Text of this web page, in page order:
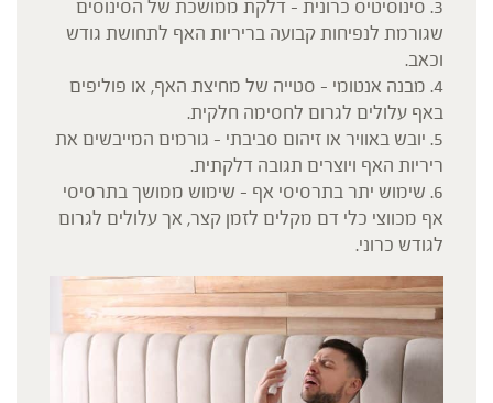
3. סינוסיטיס כרונית – דלקת ממושכת של הסינוסים
שגורמת לנפיחות קבועה בריריות האף לתחושת גודש
וכאב.
4. מבנה אנטומי – סטייה של מחיצת האף, או פוליפים
באף עלולים לגרום לחסימה חלקית.
5. יובש באוויר או זיהום סביבתי – גורמים המייבשים את
ריריות האף ויוצרים תגובה דלקתית.
6. שימוש יתר בתרסיסי אף – שימוש ממושך בתרסיסי
אף מכווצי כלי דם מקלים לזמן קצר, אך עלולים לגרום
לגודש כרוני.